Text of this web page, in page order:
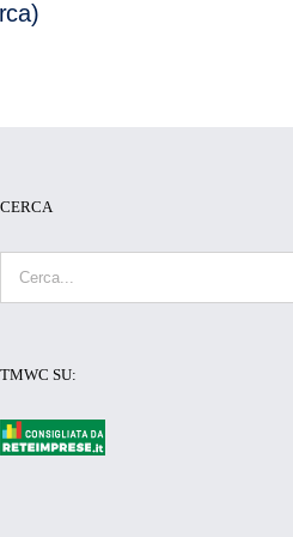
CERCA
Cerca
per:
TMWC SU: